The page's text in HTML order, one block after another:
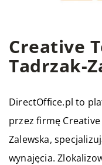
Creative
Tadrzak-
DirectOffice.pl to
przez firmę
Zalewska,
wynajęcia.